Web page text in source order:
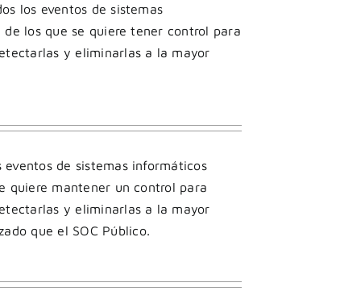
los eventos de sistemas
los que se quiere tener control para
y eliminarlas a la mayor
de sistemas informáticos
quiere mantener un control para
y eliminarlas a la mayor
que el SOC Público.